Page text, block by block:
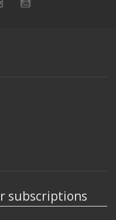
subscriptions